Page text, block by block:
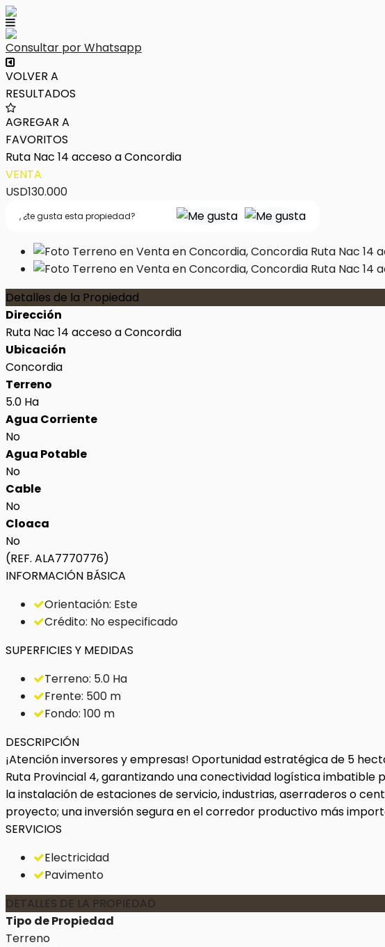
Consultar por Whatsapp
VOLVER A
RESULTADOS
AGREGAR A
FAVORITOS
Ruta Nac 14 acceso a Concordia
VENTA
USD130.000
, ¿te gusta esta propiedad?
Detalles de la Propiedad
Dirección
Ruta Nac 14 acceso a Concordia
Ubicación
Concordia
Terreno
5.0 Ha
Agua Corriente
No
Agua Potable
No
Cable
No
Cloaca
No
(REF. ALA7770776)
INFORMACIÓN BÁSICA
Orientación: Este
Crédito: No especificado
SUPERFICIES Y MEDIDAS
Terreno: 5.0 Ha
Frente: 500 m
Fondo: 100 m
DESCRIPCIÓN
¡Atención inversores y empresas! Oportunidad estratégica de 5
Ruta Provincial 4, garantizando una conectividad logística
la instalación de estaciones de servicio, industrias, aserraderos o
proyecto; una inversión segura en el corredor productivo más
SERVICIOS
Electricidad
Pavimento
DETALLES DE LA PROPIEDAD
Tipo de Propiedad
Terreno